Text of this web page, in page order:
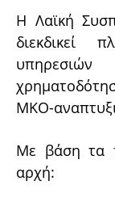
Η Λαϊκή
διεκδικεί
ΜΚΟ-
Με βάση τα
αρχή: